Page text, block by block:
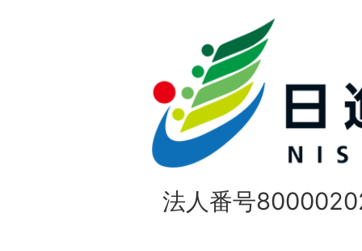
ス
ラ
イ
ド
1
枚
目
の
法人番号